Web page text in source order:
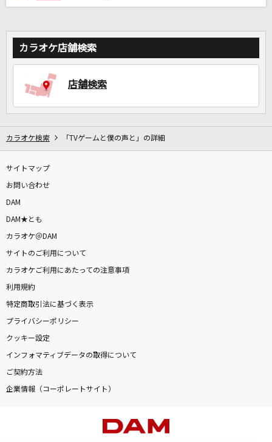
カラオケ店舗検索
店舗検索
カラオケ検索 「TVゲームと僕の声と」の詳細
サイトマップ
お問い合わせ
DAM
DAM★とも
カラオケ＠DAM
サイトのご利用について
カラオケご利用にあたっての注意事項
利用規約
特定商取引法に基づく表示
プライバシーポリシー
クッキー設定
インフォマティブデータの取得について
ご契約方法
企業情報（コーポレートサイト）